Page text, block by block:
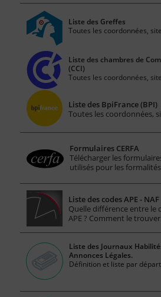
Liste des Greffes
Toutes les coordonnées,
Liste des chambres de
(CCI)
Toutes les coordonnées,
Liste des BpiFrance (BPI)
Toutes les coordonnées,
Formulaires CERFA
Télécharger les
utilisés pour les
Liste des codes APE - NAF
Quelle différence entre le
APE ? Comment le
Liste des Journaux
Annonces Légales.
Définition et liste par